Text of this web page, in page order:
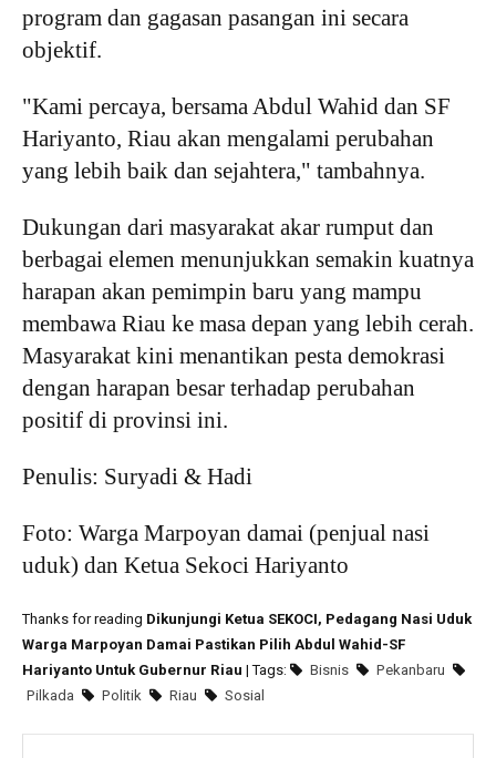
program dan gagasan pasangan ini secara
objektif.
"Kami percaya, bersama Abdul Wahid dan SF
Hariyanto, Riau akan mengalami perubahan
yang lebih baik dan sejahtera," tambahnya.
Dukungan dari masyarakat akar rumput dan
berbagai elemen menunjukkan semakin kuatnya
harapan akan pemimpin baru yang mampu
membawa Riau ke masa depan yang lebih cerah.
Masyarakat kini menantikan pesta demokrasi
dengan harapan besar terhadap perubahan
positif di provinsi ini.
Penulis: Suryadi & Hadi
Foto: Warga Marpoyan damai (penjual nasi
uduk) dan Ketua Sekoci Hariyanto
Thanks for reading Dikunjungi Ketua SEKOCI, Pedagang Nasi Uduk
Warga Marpoyan Damai Pastikan Pilih Abdul Wahid-SF
Hariyanto Untuk Gubernur Riau | Tags: Bisnis
Pekanbaru
Pilkada
Politik Riau Sosial